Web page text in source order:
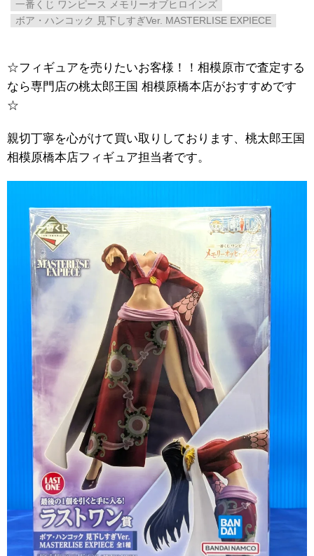
一番くじ ワンピース メモリーオブヒロインズ
ボア・ハンコック 見下しすぎVer. MASTERLISE EXPIECE
☆フィギュアを売りたいお客様！！相模原市で査定する
なら専門店の桃太郎王国 相模原橋本店がおすすめです
☆
親切丁寧を心がけて買い取りしております、桃太郎王国
相模原橋本店フィギュア担当者です。